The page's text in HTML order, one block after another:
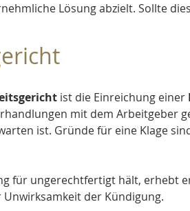
Lösung abzielt. Sollte
ist die Einreichung einer
mit dem Arbeitgeber
ist. Gründe für eine Klage
für ungerechtfertigt hält, erhebt
der Kündigung.